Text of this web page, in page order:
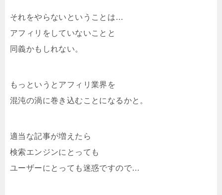
それをやらないということは…
アフィリをしていないことと
同義かもしれない。
もっというとアフィリ業界を
混沌の渦に巻き込むことになるかと。
適当な記事が増えたら
検索エンジンにとっても
ユーザーにとっても迷惑ですので…